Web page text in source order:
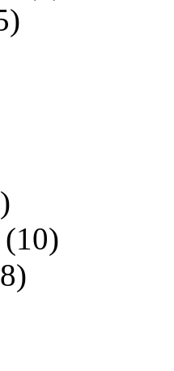
(10)